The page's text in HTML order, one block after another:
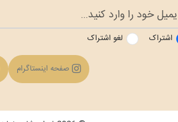
اشتراک لغو اشتراک
صفحه اینستاگرام